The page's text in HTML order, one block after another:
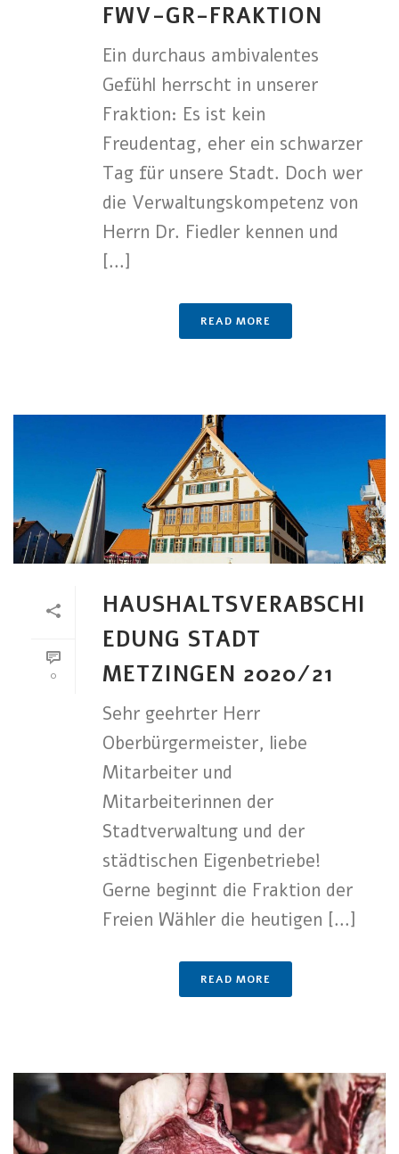
FWV-GR-FRAKTION
Ein durchaus ambivalentes
Gefühl herrscht in unserer
Fraktion: Es ist kein
Freudentag, eher ein schwarzer
Tag für unsere Stadt. Doch wer
die Verwaltungskompetenz von
Herrn Dr. Fiedler kennen und
[...]
READ MORE
0
HAUSHALTSVERABSCHI
EDUNG STADT
METZINGEN 2020/21
Sehr geehrter Herr
Oberbürgermeister, liebe
Mitarbeiter und
Mitarbeiterinnen der
Stadtverwaltung und der
städtischen Eigenbetriebe!
Gerne beginnt die Fraktion der
Freien Wähler die heutigen [...]
READ MORE